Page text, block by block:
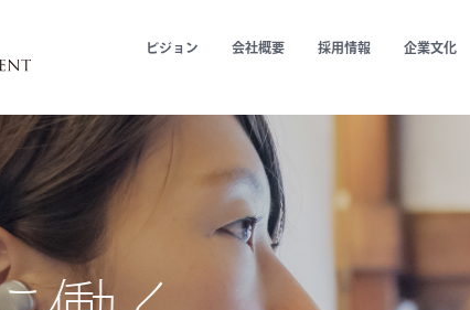
ビジョン 会社概要 採用情報 企業文化
的建造物の